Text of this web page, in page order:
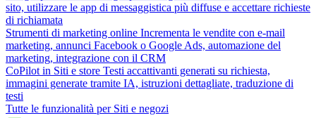
sito, utilizzare le app di messaggistica più diffuse e accettare richieste
di richiamata
Strumenti di marketing online Incrementa le vendite con e-mail
marketing, annunci Facebook o Google Ads, automazione del
marketing, integrazione con il CRM
CoPilot in Siti e store Testi accattivanti generati su richiesta,
immagini generate tramite IA, istruzioni dettagliate, traduzione di
testi
Tutte le funzionalità per Siti e negozi